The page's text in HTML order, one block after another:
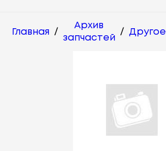
Главная /
Архив
запчастей
/ Другое